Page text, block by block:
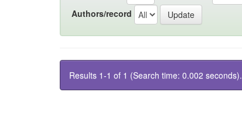
Authors/record
Results 1-1 of 1 (Search time: 0.002 seconds).